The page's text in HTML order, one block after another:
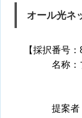
オール光ネ
【採択番号：
名称：
提案者